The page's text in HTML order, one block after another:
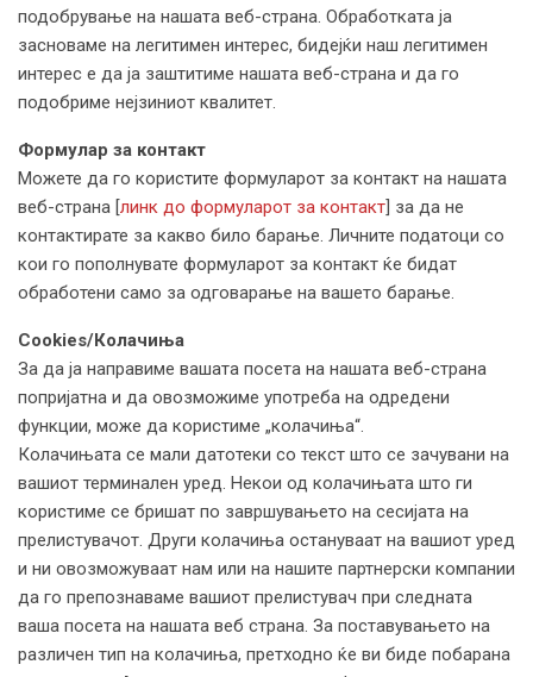
подобрување на нашата веб-страна. Обработката ја
засноваме на легитимен интерес, бидејќи наш легитимен
интерес е да ја заштитиме нашата веб-страна и да го
подобриме нејзиниот квалитет.
Формулар за контакт
Можете да го користите формуларот за контакт на нашата
веб-страна [линк до формуларот за контакт] за да не
контактирате за какво било барање. Личните податоци со
кои го пополнувате формуларот за контакт ќе бидат
обработени само за одговарање на вашето барање.
Cookies/Колачиња
За да ја направиме вашата посета на нашата веб-странa
попријатна и да овозможиме употреба на одредени
функции, може да користиме „колачиња“.
Колачињата се мали датотеки со текст што се зачувани на
вашиот терминален уред. Некои од колачињата што ги
користиме се бришат по завршувањето на сесијата на
прелистувачот. Други колачиња остануваат на вашиот уред
и ни овозможуваат нам или на нашите партнерски компании
да го препознаваме вашиот прелистувач при следната
ваша посета на нашата веб страна. За поставувањето на
различен тип на колачиња, претходно ќе ви биде побарана